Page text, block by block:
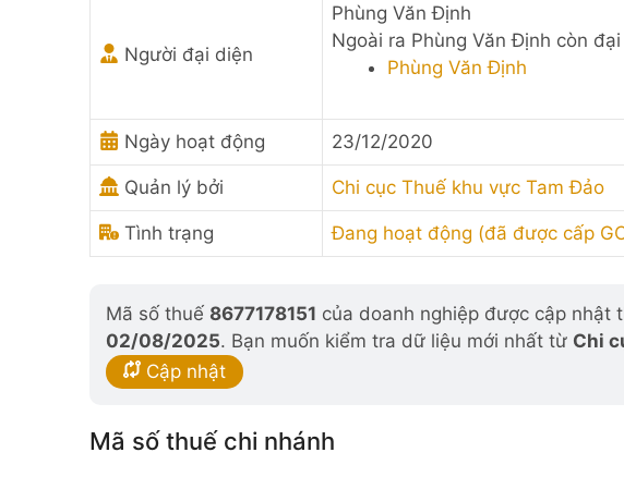
Người đại diện
Phùng Văn Định
Ngoài ra Phùng Văn Định còn
Phùng Văn Định
Ngày hoạt động 23/12/2020
Quản lý bởi Chi cục Thuế khu vực Tam Đảo
Tình trạng Đang hoạt động (đã được cấp
Mã số thuế 8677178151 của doanh nghiệp được cập nhật
02/08/2025. Bạn muốn kiểm tra dữ liệu mới nhất từ Chi
Cập nhật
Mã số thuế chi nhánh